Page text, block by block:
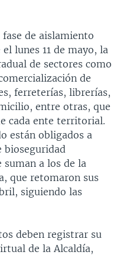
de aislamiento
lunes 11 de mayo, la
de sectores como
de
ferreterías, librerías,
entre otras, que
cada ente territorial.
están obligados a
bioseguridad
suman a los de la
que retomaron sus
siguiendo las
deben registrar su
de la Alcaldía,